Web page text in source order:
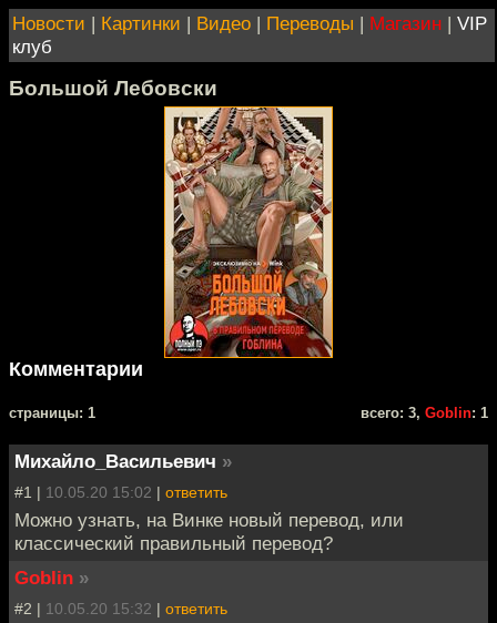
Новости | Картинки | Видео | Переводы | Магазин | VIP
клуб
Большой Лебовски
Комментарии
cтраницы: 1 всего: 3, Goblin: 1
Михайло_Васильевич »
#1 | 10.05.20 15:02 | ответить
Можно узнать, на Винке новый перевод, или
классический правильный перевод?
Goblin »
#2 | 10.05.20 15:32 | ответить